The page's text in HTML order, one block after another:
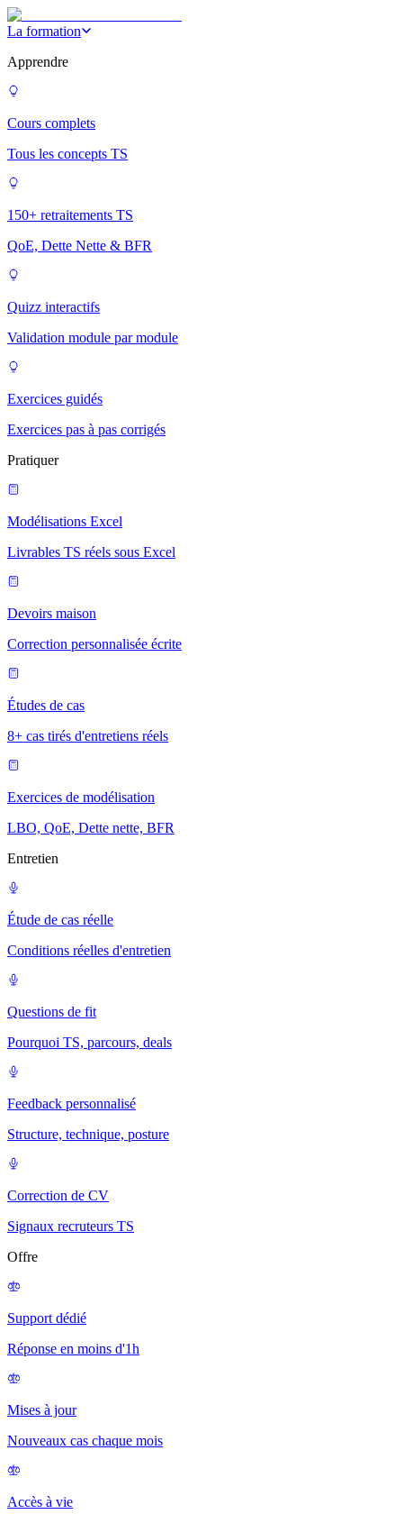
La formation
Apprendre
Cours complets
Tous les concepts TS
150+ retraitements TS
QoE, Dette Nette & BFR
Quizz interactifs
Validation module par module
Exercices guidés
Exercices pas à pas corrigés
Pratiquer
Modélisations Excel
Livrables TS réels sous Excel
Devoirs maison
Correction personnalisée écrite
Études de cas
8+ cas tirés d'entretiens réels
Exercices de modélisation
LBO, QoE, Dette nette, BFR
Entretien
Étude de cas réelle
Conditions réelles d'entretien
Questions de fit
Pourquoi TS, parcours, deals
Feedback personnalisé
Structure, technique, posture
Correction de CV
Signaux recruteurs TS
Offre
Support dédié
Réponse en moins d'1h
Mises à jour
Nouveaux cas chaque mois
Accès à vie